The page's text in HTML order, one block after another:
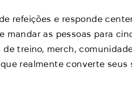
refeições e responde
mandar as pessoas para
treino, merch,
realmente converte seus